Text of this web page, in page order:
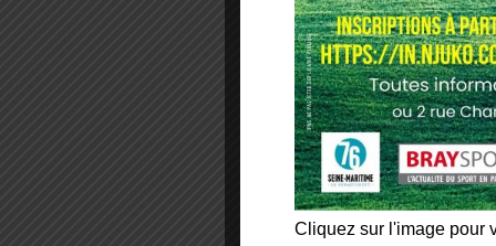
Cliquez sur l'image pour